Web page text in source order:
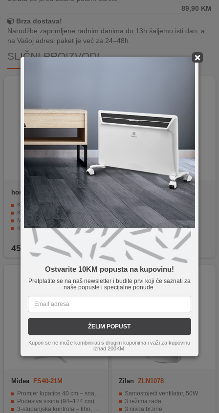
×
Ostvarite 10KM popusta na kupovinu!
Pretplatite se na naš newsletter i budite prvi koji će saznati za
naše popuste i specijalne ponude.
ŽELIM POPUST
Kupon se ne može kombinirati s drugim kuponima i važi za kupovinu
iznad 200KM.
89,90 KM
Brza dostava!
Narudžbe zaprimljene radnim danima do 13h šaljemo isti dan, a
na Vašoj adresi paket je već za 24–48h.
SLIČNI PROIZVODI
home CMF65
Kombinacija raspršivanja vode i snažnog protoka zraka
Kapacitet od 41 l omogućava dugotrajan rad
Metalne lijevane lopatice i motor od čistog bakra
Kontinuirano podešavanje magle i tri brzine rada
Osvježavajući učinak do 10 metara udaljenosti
459,90 KM
Zilan ZLN1023
Samostojeći ventilator, 60W
3 režima rada
60° horizontalna oscilacija
LED zaslon
Daljinski upravljač
109,90KM
Midea FS40-21M
Promjer lopatice 40 cm – snažno i učinkovito kretanje zraka
Podesiva visina (94–124 cm) – može se prilagoditi uvjetima u prostoriji
3-stupanjska kontrola – tiho, srednje ili intenzivno puhanje
Zilan ZLN1078
Samostojeći ventilator, 50W
3 režima rada
3 nivoa brzine